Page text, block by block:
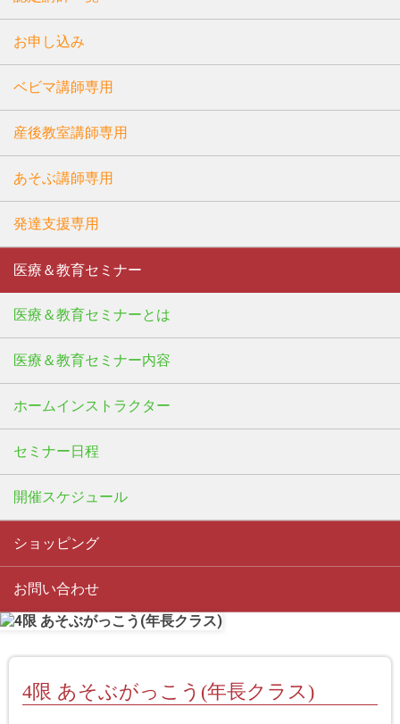
お申し込み
ベビマ講師専用
産後教室講師専用
あそぶ講師専用
発達支援専用
医療＆教育セミナー
医療＆教育セミナーとは
医療＆教育セミナー内容
ホームインストラクター
セミナー日程
開催スケジュール
ショッピング
お問い合わせ
4限 あそぶがっこう(年長クラス)